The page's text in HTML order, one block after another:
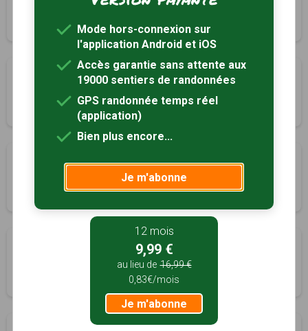
Lannédern, Finistère (29)
15 km
A travers la campagne
10 km
La forêt du Cranou
Le Faou, Finistère (29)
15 km
Lopérec, Finistère (29)
Tracé GPS
Mode hors-connexion sur
l'application Android et iOS
Accès garantie sans attente aux
19000 sentiers de randonnées
GPS randonnée temps réel
(application)
Bien plus encore...
Je m'abonne
12 mois
9,99 €
au lieu de 16,99 €
0,83€/mois
Je m'abonne